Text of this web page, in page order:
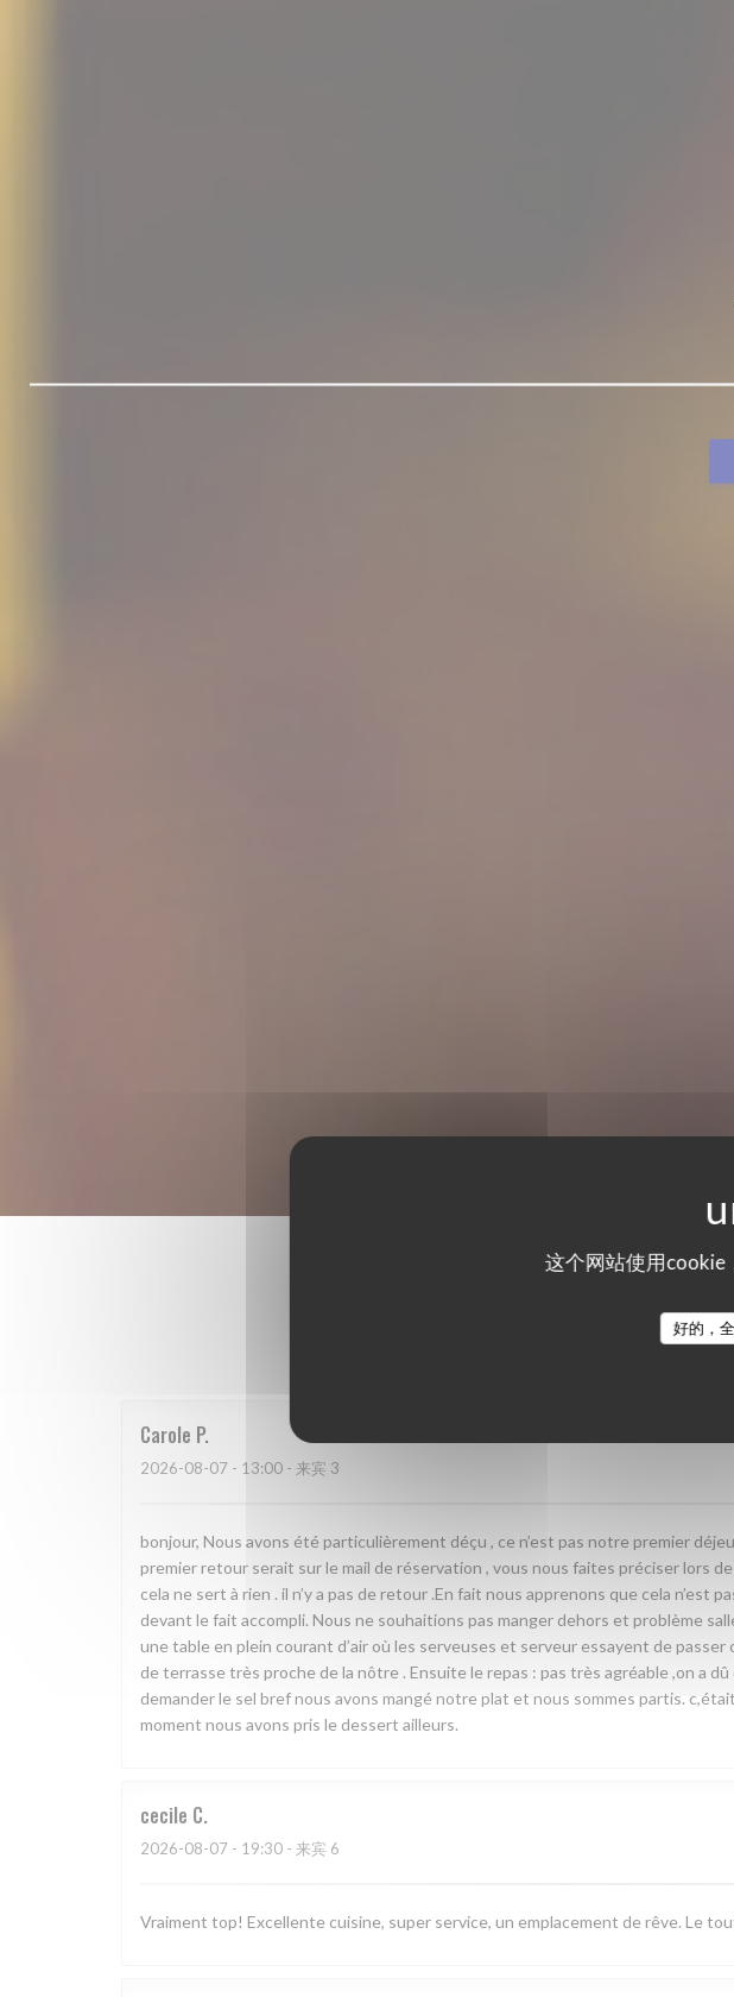
这个网站使用cookie
好的，
我们的顾客
Carole P
2026-08-07 - 13:00 - 来宾 3
bonjour, Nous avons été particulièrement déçu , ce n’est pas notre premier
premier retour serait sur le mail de réservation , vous nous faites préciser lors
cela ne sert à rien . il n’y a pas de retour .En fait nous apprenons que cela n’est
devant le fait accompli. Nous ne souhaitions pas manger dehors et problème
une table en plein courant d’air où les serveuses et serveur essayent de
de terrasse très proche de la nôtre . Ensuite le repas : pas très agréable ,on a
demander le sel bref nous avons mangé notre plat et nous sommes partis.
moment nous avons pris le dessert ailleurs.
cecile C
2026-08-07 - 19:30 - 来宾 6
Vraiment top! Excellente cuisine, super service, un emplacement de rêve. Le